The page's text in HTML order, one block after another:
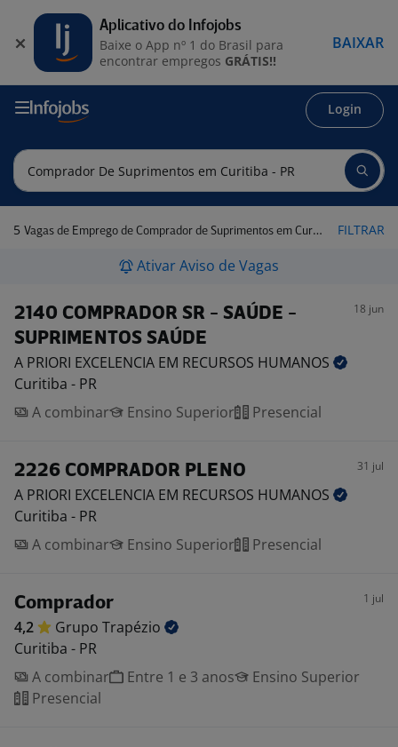
Login
5 Vagas de Emprego de Comprador de Suprimentos em Curitiba - PR FILTRAR
Ativar Aviso de Vagas
2140 COMPRADOR SR - SAÚDE -
SUPRIMENTOS SAÚDE
18 jun
A PRIORI EXCELENCIA EM RECURSOS HUMANOS
Curitiba - PR
A combinar
Ensino Superior Presencial
2226 COMPRADOR PLENO 31 jul
A PRIORI EXCELENCIA EM RECURSOS HUMANOS
Curitiba - PR
A combinar
Ensino Superior Presencial
Comprador 1 jul
4,2 Grupo Trapézio
Curitiba - PR
A combinar
Entre 1 e 3 anos
Ensino Superior
Presencial
Aplicativo do Infojobs
Baixe o App nº 1 do Brasil para
encontrar empregos GRÁTIS!!
BAIXAR